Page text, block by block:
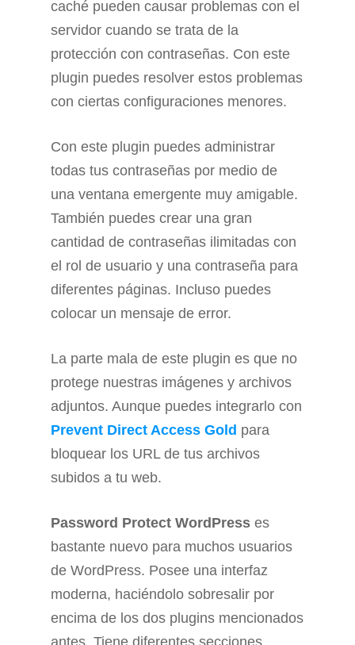
caché pueden causar problemas con el
servidor cuando se trata de la
protección con contraseñas. Con este
plugin puedes resolver estos problemas
con ciertas configuraciones menores.
Con este plugin puedes administrar
todas tus contraseñas por medio de
una ventana emergente muy amigable.
También puedes crear una gran
cantidad de contraseñas ilimitadas con
el rol de usuario y una contraseña para
diferentes páginas. Incluso puedes
colocar un mensaje de error.
La parte mala de este plugin es que no
protege nuestras imágenes y archivos
adjuntos. Aunque puedes integrarlo con
Prevent Direct Access Gold para
bloquear los URL de tus archivos
subidos a tu web.
Password Protect WordPress es
bastante nuevo para muchos usuarios
de WordPress. Posee una interfaz
moderna, haciéndolo sobresalir por
encima de los dos plugins mencionados
antes. Tiene diferentes secciones,